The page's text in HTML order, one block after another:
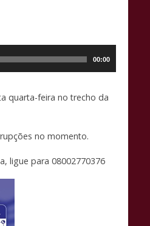
00:00
quarta-feira no trecho da
no momento.
ligue para 08002770376